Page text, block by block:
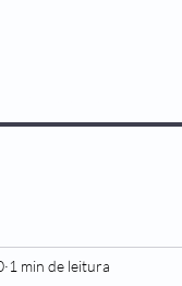
1 min de leitura